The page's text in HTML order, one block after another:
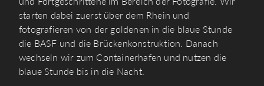
starten dabei zuerst über dem Rhein und
fotografieren von der goldenen in die blaue Stunde
die BASF und die Brückenkonstruktion. Danach
wechseln wir zum Containerhafen und nutzen die
blaue Stunde bis in die Nacht.